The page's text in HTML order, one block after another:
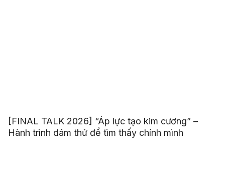
[FINAL TALK 2026] “Áp lực tạo kim cương” –
Hành trình dám thử để tìm thấy chính mình